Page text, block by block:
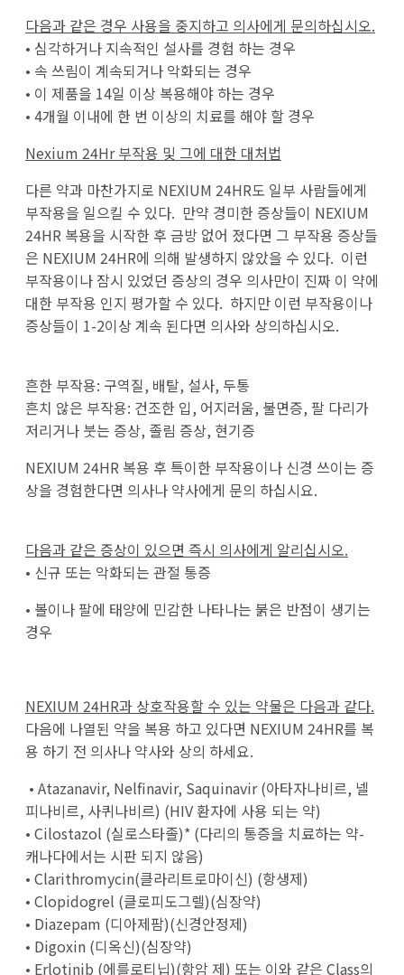
다음과 같은 경우 사용을 중지하고 의사에게 문의하십시오.
• 심각하거나 지속적인 설사를 경험 하는 경우
• 속 쓰림이 계속되거나 악화되는 경우
• 이 제품을 14일 이상 복용해야 하는 경우
• 4개월 이내에 한 번 이상의 치료를 해야 할 경우
Nexium 24Hr부작용 및 그에 대한 대처법
다른 약과 마찬가지로 NEXIUM 24HR도 일부 사람들에게
부작용을 일으킬 수 있다. 만약 경미한 증상들이 NEXIUM
24HR 복용을 시작한 후 금방 없어 졌다면 그 부작용 증상들
은 NEXIUM 24HR에 의해 발생하지 않았을 수 있다. 이런
부작용이나 잠시 있었던 증상의 경우 의사만이 진짜 이 약에
대한 부작용 인지 평가할 수 있다. 하지만 이런 부작용이나
증상들이 1-2이상 계속 된다면 의사와 상의하십시오.
흔한 부작용: 구역질, 배탈, 설사, 두통
흔치 않은 부작용: 건조한 입, 어지러움, 불면증, 팔 다리가
저리거나 붓는 증상, 졸림 증상, 현기증
NEXIUM 24HR 복용 후 특이한 부작용이나 신경 쓰이는 증
상을 경험한다면 의사나 약사에게 문의 하십시요.
다음과 같은 증상이 있으면 즉시 의사에게 알리십시오.
• 신규 또는 악화되는 관절 통증
• 볼이나 팔에 태양에 민감한 나타나는 붉은 반점이 생기는
경우
NEXIUM 24HR과 상호작용할 수 있는 약물은 다음과 같다.
다음에 나열된 약을 복용 하고 있다면 NEXIUM 24HR를 복
용 하기 전 의사나 약사와 상의 하세요.
• Atazanavir, Nelfinavir, Saquinavir (아타자나비르, 넬
피나비르, 사퀴나비르) (HIV 환자에 사용 되는 약)
• Cilostazol (실로스타졸)* (다리의 통증을 치료하는 약-
캐나다에서는 시판 되지 않음)
• Clarithromycin(클라리트로마이신) (항생제)
• Clopidogrel (클로피도그렐)(심장약)
• Diazepam (디아제팜)(신경안정제)
• Digoxin (디옥신)(심장약)
• Erlotinib (에를로티닙)(항암 제) 또는 이와 같은 Class의